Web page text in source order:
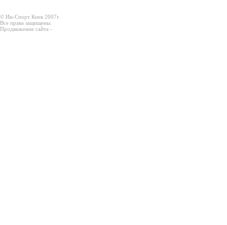
© Ин-Спорт Киев 2007г.
Все права защищены.
Продвижение сайта -